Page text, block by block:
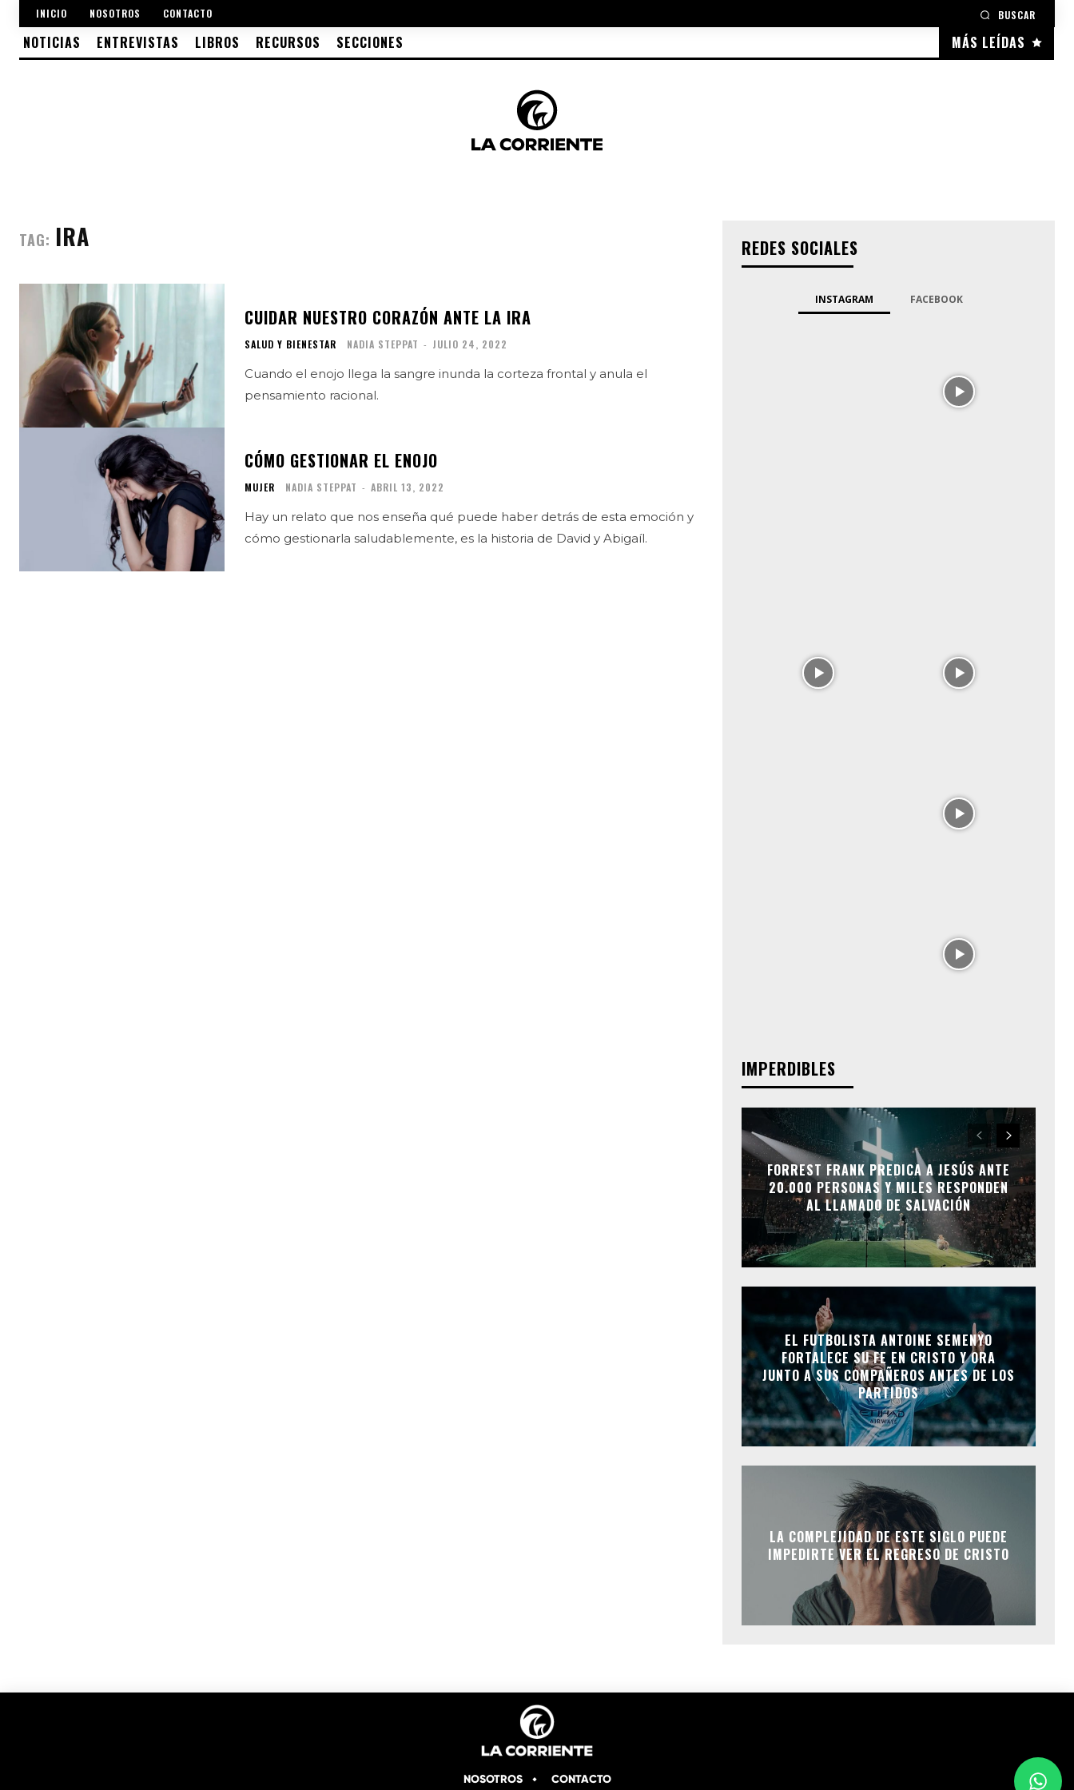
INICIO NOSOTROS CONTACTO BUSCAR
MÁS LEÍDAS
NOTICIAS ENTREVISTAS LIBROS RECURSOS SECCIONES
TAG: IRA
CUIDAR NUESTRO CORAZÓN ANTE LA IRA
SALUD Y BIENESTAR NADIA STEPPAT - JULIO 24, 2022
Cuando el enojo llega la sangre inunda la corteza frontal y anula el
pensamiento racional.
CÓMO GESTIONAR EL ENOJO
MUJER NADIA STEPPAT - ABRIL 13, 2022
Hay un relato que nos enseña qué puede haber detrás de esta emoción y
cómo gestionarla saludablemente, es la historia de David y Abigaíl.
REDES SOCIALES
INSTAGRAM FACEBOOK
IMPERDIBLES
FORREST FRANK PREDICA A JESÚS ANTE
20.000 PERSONAS Y MILES RESPONDEN
AL LLAMADO DE SALVACIÓN
EL FUTBOLISTA ANTOINE SEMENYO
FORTALECE SU FE EN CRISTO Y ORA
JUNTO A SUS COMPAÑEROS ANTES DE LOS
PARTIDOS
LA COMPLEJIDAD DE ESTE SIGLO PUEDE
IMPEDIRTE VER EL REGRESO DE CRISTO
NOSOTROS CONTACTO